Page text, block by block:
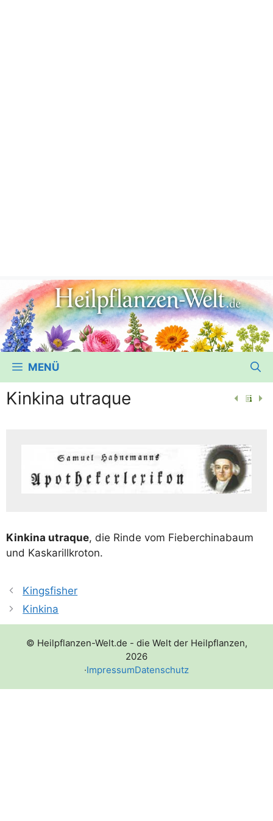
MENÜ
Kinkina utraque
Kin­ki­na utraque, die Rin­de vom Fie­ber­chi­n­a­baum
und Kaskarillkroton.
Kingsfisher
Kinkina
© Heilpflanzen-Welt.de - die Welt der Heilpflanzen,
2026
·ImpressumDatenschutz